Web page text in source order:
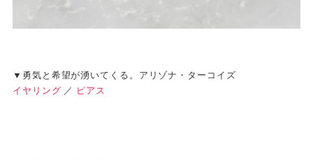
▼勇気と希望が湧いてくる。アリゾナ・ターコイズ
イヤリング ／ ピアス